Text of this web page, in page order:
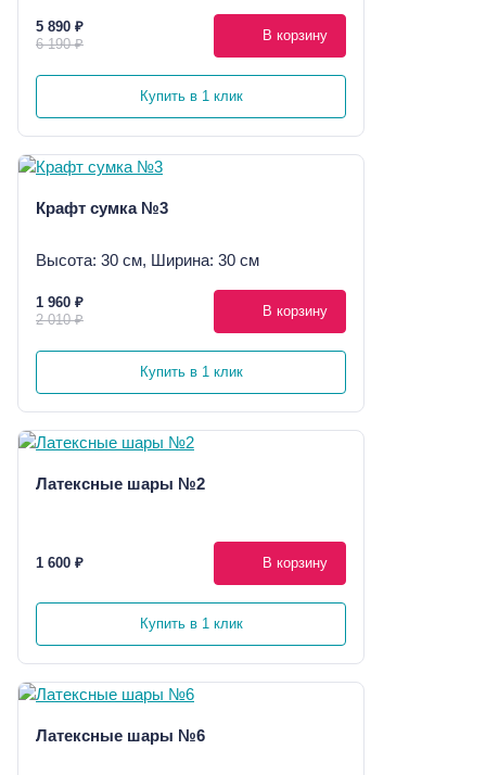
5 890 ₽
6 190 ₽
В корзину
Купить в 1 клик
Крафт сумка №3
Высота: 30 см, Ширина: 30 см
1 960 ₽
2 010 ₽
В корзину
Купить в 1 клик
Латексные шары №2
1 600 ₽ В корзину
Купить в 1 клик
Латексные шары №6